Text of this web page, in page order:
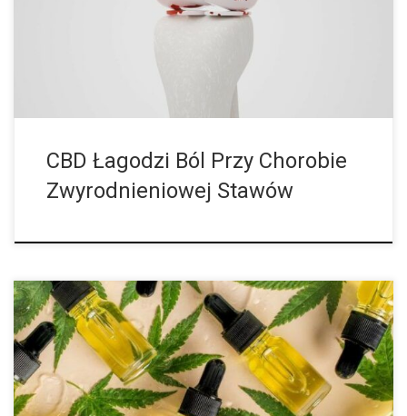
w miejscach objętych chorobą. Zapalenie, które prowadzi do
CBD Łagodzi Ból Przy Chorobie
Zwyrodnieniowej Stawów
Nietolerancja histaminy to nadwrażliwość na normalną ilość
histaminy przyjmowanej z pożywieniem. Histamina jest w
rzeczywistości substancją sygnałową wytwarzaną przez